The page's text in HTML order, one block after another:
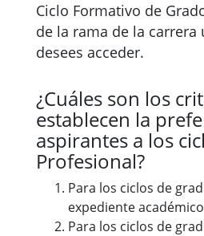
Ciclo Formativo de
de la rama de la
desees acceder.
¿Cuáles son los
establecen la
aspirantes a los
Profesional?
Para los ciclos de
expediente
Para los ciclos de